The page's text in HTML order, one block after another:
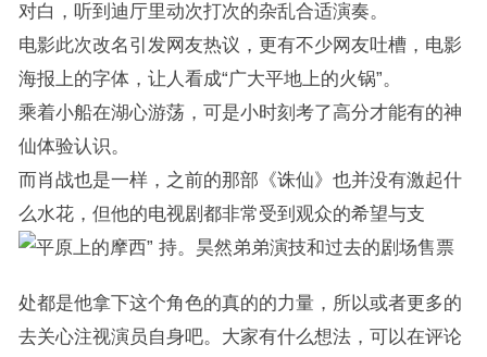
对白，听到迪厅里动次打次的杂乱合适演奏。
电影此次改名引发网友热议，更有不少网友吐槽，电影
海报上的字体，让人看成“广大平地上的火锅”。
乘着小船在湖心游荡，可是小时刻考了高分才能有的神
仙体验认识。
而肖战也是一样，之前的那部《诛仙》也并没有激起什
么水花，但他的电视剧都非常受到观众的希望与支
持。昊然弟弟演技和过去的剧场售票
处都是他拿下这个角色的真的的力量，所以或者更多的
去关心注视演员自身吧。大家有什么想法，可以在评论